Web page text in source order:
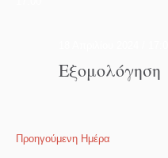
Εξομολόγηση
Προηγούμενη Ημέρα